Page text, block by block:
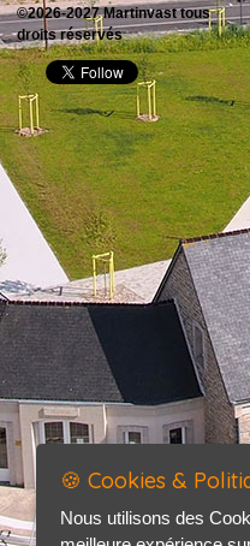
©2026-2027 Martinvast tous
droits réservés
🍪 Cookies &
Nous utilisons des